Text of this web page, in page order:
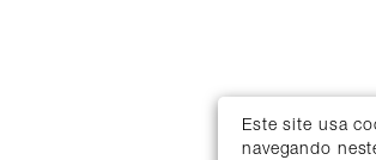
Este site usa
navegando